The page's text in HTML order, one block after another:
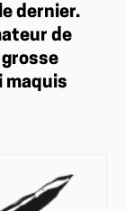
dernier.
de
grosse
maquis